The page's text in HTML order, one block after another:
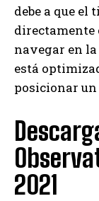
debe a que el
directamente
navegar en
está
posicionar un
2021